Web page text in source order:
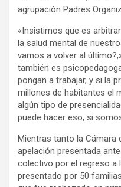
agrupación Padres
«Insistimos que es
la salud mental de
vamos a volver al
también es
pongan a trabajar, y si la
millones de habitantes el
algún tipo de
puede hacer eso, si
Mientras tanto la Cámara
apelación presentada
colectivo por el regreso a
presentado por 50